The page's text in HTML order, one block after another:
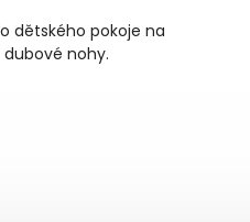
dětského pokoje na
nohy.